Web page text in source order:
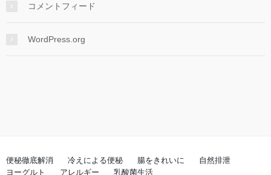
コメントフィード
WordPress.org
便秘徹底解消 冷えによる便秘 腸をきれいに
自然排泄
ヨーグルト
アレルギー 乳酸菌生活